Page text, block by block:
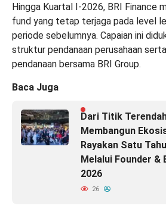
Hingga Kuartal I-2026, BRI Finance
fund yang tetap terjaga pada level
periode sebelumnya. Capaian ini
struktur pendanaan perusahaan
pendanaan bersama BRI Group.
Baca Juga
Dari Titik
Membangun
Rayakan Satu
Melalui Founder &
2026
26